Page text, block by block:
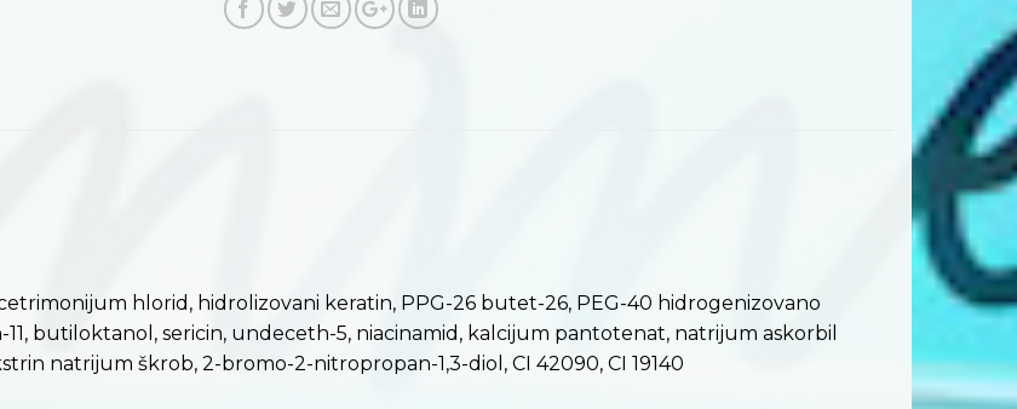
hlorid, hidrolizovani keratin, PPG-26 butet-26, PEG-40 hidrogenizovano
butiloktanol, sericin, undeceth-5, niacinamid, kalcijum pantotenat, natrijum askorbil
natrijum škrob, 2-bromo-2-nitropropan-1,3-diol, CI 42090, CI 19140